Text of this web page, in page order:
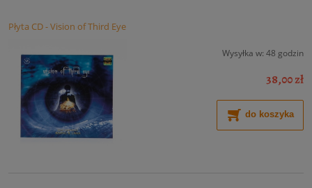
Płyta CD - Vision of Third Eye
Wysyłka w: 48 godzin
38,00 zł
do koszyka